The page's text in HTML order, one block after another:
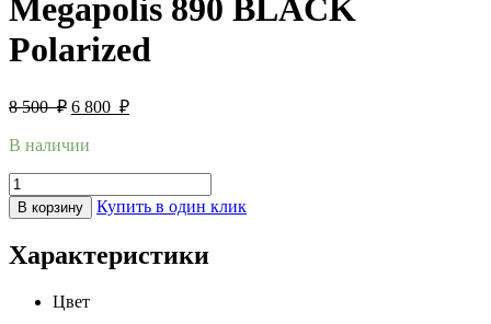
Megapolis 890 BLACK
Polarized
8 500₽ 6 800 ₽
В наличии
В корзину Купить в один клик
Характеристики
Цвет